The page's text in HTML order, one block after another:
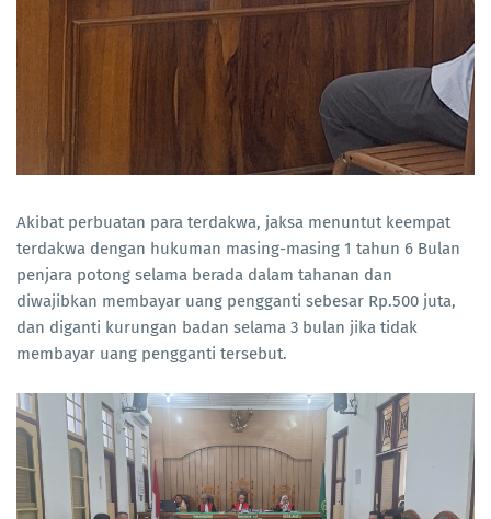
Akibat perbuatan para terdakwa, jaksa menuntut keempat
terdakwa dengan hukuman masing-masing 1 tahun 6 Bulan
penjara potong selama berada dalam tahanan dan
diwajibkan membayar uang pengganti sebesar Rp.500 juta,
dan diganti kurungan badan selama 3 bulan jika tidak
membayar uang pengganti tersebut.